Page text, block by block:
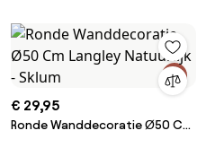
€ 29,95
Ronde Wanddecoratie Ø50 Cm